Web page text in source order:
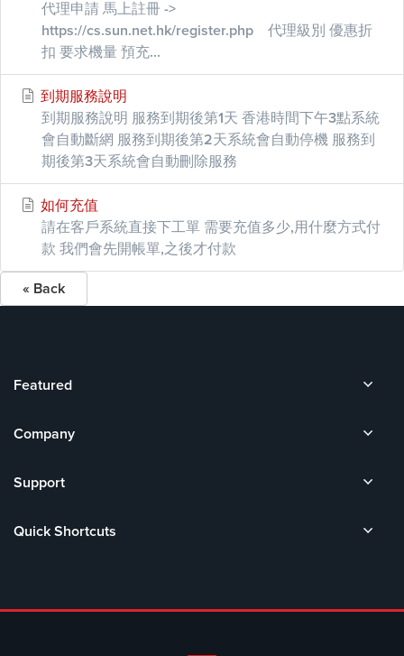
代理申請 馬上註冊 ->
https://cs.sun.net.hk/register.php 代理級別 優惠折
扣 要求機量 預充...
到期服務說明
到期服務說明 服務到期後第1天 香港時間下午3點系統
會自動斷網 服務到期後第2天系統會自動停機 服務到
期後第3天系統會自動刪除服務
如何充值
請在客戶系統直接下工單 需要充值多少,用什麼方式付
款 我們會先開帳單,之後才付款
« Back
Featured
Company
Support
Quick Shortcuts